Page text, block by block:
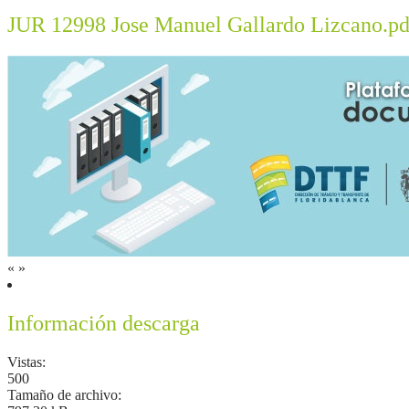
JUR 12998 Jose Manuel Gallardo
« »
Información descarga
Vistas:
500
Tamaño de archivo: